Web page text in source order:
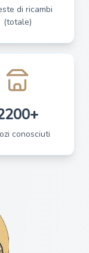
di ricambi
(totale)
conosciuti